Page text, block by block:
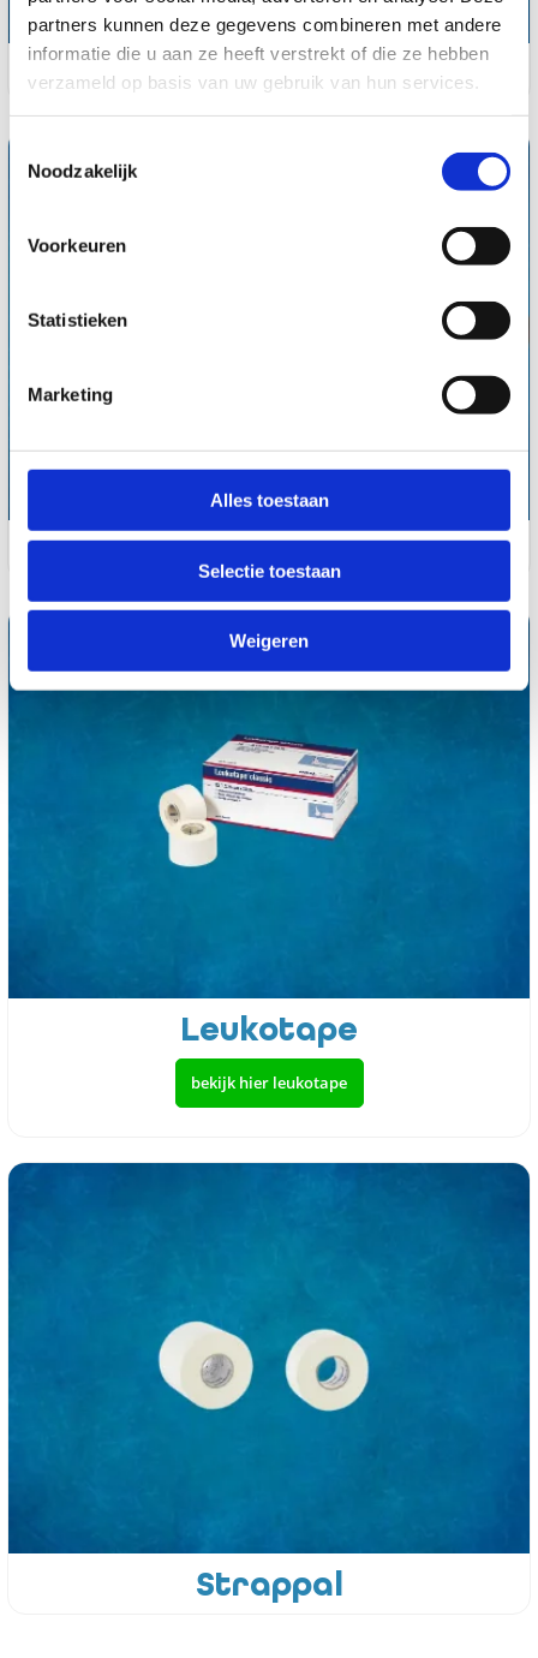
partners kunnen deze gegevens combineren met andere
informatie die u aan ze heeft verstrekt of die ze hebben
verzameld op basis van uw gebruik van hun services.
Toestemmingsselectie
Noodzakelijk
Voorkeuren
Statistieken
Marketing
Alles toestaan
Selectie toestaan
Weigeren
Curetape
Strapit
Leukotape
bekijk hier leukotape
Strappal